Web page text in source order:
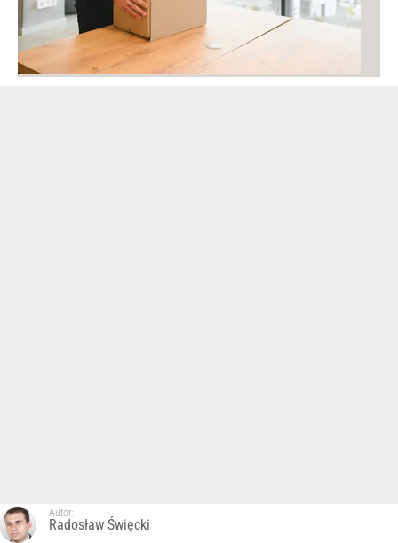
Autor:
Radosław Święcki